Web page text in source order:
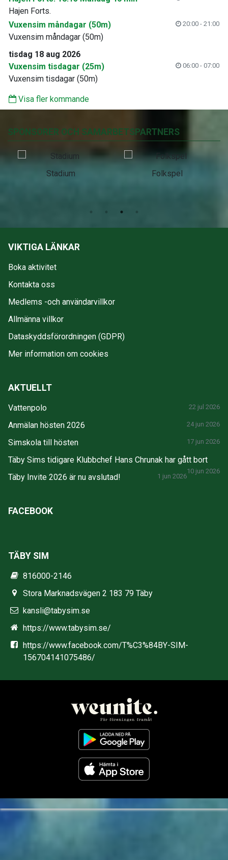
Hajen Forts.
Vuxensim måndagar (50m)
20:00 - 21:00
Vuxensim måndagar (50m)
tisdag 18 aug 2026
Vuxensim tisdagar (25m)
06:00 - 07:00
Vuxensim tisdagar (50m)
Visa fler kommande
SPONSORER OCH SAMARBETSPARTNERS
Stadium Folkspel
VIKTIGA LÄNKAR
Boka aktivitet
Kontakta oss
Medlems -och användarvillkor
Allmänna villkor
Dataskyddsförordningen (GDPR)
Mer information om cookies
AKTUELLT
Vattenpolo 22 jul 2026
Anmälan hösten 2026 24 jun 2026
Simskola till hösten 17 jun 2026
Täby Sims tidigare Klubbchef Hans Chrunak har gått bort
10 jun 2026
Täby Invite 2026 är nu avslutad! 1 jun 2026
FACEBOOK
TÄBY SIM
816000-2146
Stora Marknadsvägen 2 183 79 Täby
kansli@tabysim.se
https://www.tabysim.se/
https://www.facebook.com/T%C3%84BY-SIM-
156704141075486/